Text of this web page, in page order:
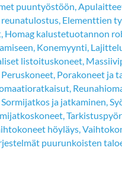
puuntyöstöön,
, Elementtien
, Homag kalustetuotannon
, Konemyynti,
listoituskoneet,
Peruskoneet, Porakoneet ja
,
Sormijatkos ja jatkaminen,
,
höyläys,
puurunkoisten